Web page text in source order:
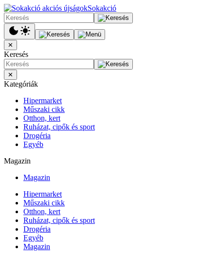
Sokakció
✕
Keresés
✕
Kategóriák
Hipermarket
Műszaki cikk
Otthon, kert
Ruházat, cipők és sport
Drogéria
Egyéb
Magazin
Magazin
Hipermarket
Műszaki cikk
Otthon, kert
Ruházat, cipők és sport
Drogéria
Egyéb
Magazin